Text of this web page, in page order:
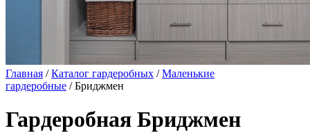
Главная /Каталог гардеробных /Маленькие
гардеробные / Бриджмен
Гардеробная Бриджмен